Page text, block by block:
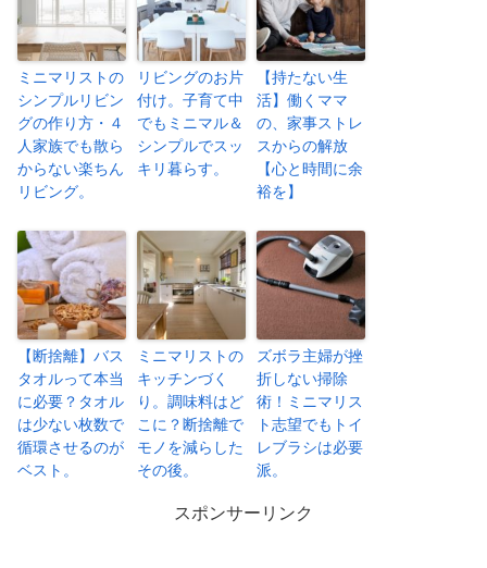
ミニマリストの
シンプルリビン
グの作り方・４
人家族でも散ら
からない楽ちん
リビング。
リビングのお片
付け。子育て中
でもミニマル＆
シンプルでスッ
キリ暮らす。
【持たない生
活】働くママ
の、家事ストレ
スからの解放
【心と時間に余
裕を】
【断捨離】バス
タオルって本当
に必要？タオル
は少ない枚数で
循環させるのが
ベスト。
ミニマリストの
キッチンづく
り。調味料はど
こに？断捨離で
モノを減らした
その後。
ズボラ主婦が挫
折しない掃除
術！ミニマリス
ト志望でもトイ
レブラシは必要
派。
スポンサーリンク